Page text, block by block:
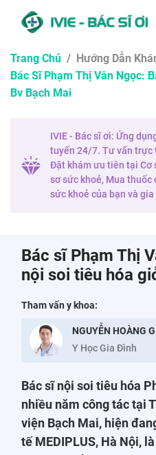
Trang Chủ / Hướng Dẫn
Bác Sĩ Phạm Thị Vân Ngọc:
Bv Bạch Mai
IVIE - Bác sĩ ơi: Ứng
tuyến 24/7. Tư vấn trực
Đặt khám ưu tiên tại Cơ
sơ sức khoẻ, Mua
sức khoẻ của bạn và
Bác sĩ Phạm Thị
nội soi tiêu hóa
Tham vấn y khoa:
NGUYỄN HOÀNG
Y Học Gia Đình
Bác sĩ nội soi tiêu hóa
nhiều năm công tác tại
viện Bạch Mai, hiện
tế MEDIPLUS, Hà Nội,